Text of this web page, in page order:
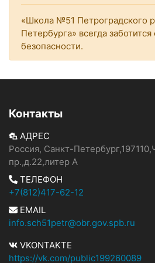
«Школа №51 Петроградского
Петербурга» всегда
безопасности.
Контакты
АДРЕС
Россия, Санкт-
пр.,д.22,литер А
ТЕЛЕФОН
+7(812)417-62-12
EMAIL
info.sch51petr@obr.gov.spb.ru
VKONTAKTE
https://vk.com/public199260089